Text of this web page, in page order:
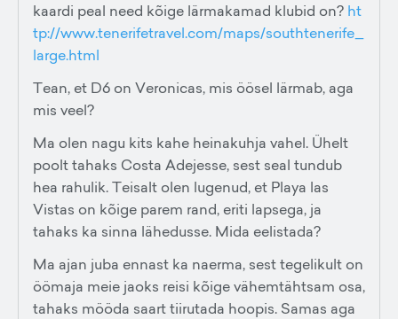
kaardi peal need kõige lärmakamad klubid on? ht
tp://www.tenerifetravel.com/maps/southtenerife_
large.html
Tean, et D6 on Veronicas, mis öösel lärmab, aga
mis veel?
Ma olen nagu kits kahe heinakuhja vahel. Ühelt
poolt tahaks Costa Adejesse, sest seal tundub
hea rahulik. Teisalt olen lugenud, et Playa las
Vistas on kõige parem rand, eriti lapsega, ja
tahaks ka sinna lähedusse. Mida eelistada?
Ma ajan juba ennast ka naerma, sest tegelikult on
öömaja meie jaoks reisi kõige vähemtähtsam osa,
tahaks mööda saart tiirutada hoopis. Samas aga